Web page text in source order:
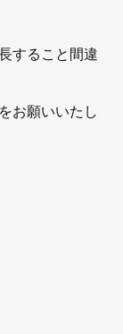
すること間違
お願いいたし